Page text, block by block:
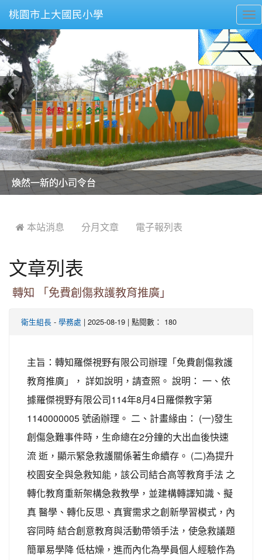
桃園市上大國民小學
美麗的操場是我們活力的來源
美麗的操場是我們活力的來源
煥然一新的小司令台
煥然一新的小司令台
富含桃園埤塘田園風光意象的中廊
富含桃園埤塘田園風光意象的中廊
嶄新的中庭廣場
嶄新的中庭廣場
水生池生生不息
水生池生生不息
 本站消息 分月文章 電子報列表
文章列表
轉知 「免費創傷救護教育推廣」
衛生組長 - 學務處 | 2025-08-19 | 點閱數： 180
主旨：轉知羅傑視野有限公司辦理「免費創傷救護
教育推廣」， 詳如說明，請查照。 說明： 一、依
據羅傑視野有限公司114年8月4日羅傑教字第
1140000005 號函辦理。 二、計畫緣由： (一)發生
創傷急難事件時，生命總在2分鐘的大出血後快速
流 逝，顯示緊急救護關係著生命續存。 (二)為提升
校園安全與急救知能，該公司結合高等教育手法 之
轉化教育重新架構急救教學，並建構轉譯知識、擬
真 醫學、轉化反思、真實需求之創新學習模式，內
容同時 結合創意教育與活動帶領手法，使急救議題
簡單易學降 低枯燥，進而內化為學員個人經驗作為